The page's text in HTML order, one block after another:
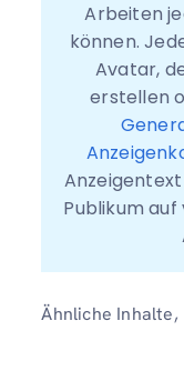
Arbeiten
können.
Avatar,
erstellen
Publikum
Ähnliche Inhalte,